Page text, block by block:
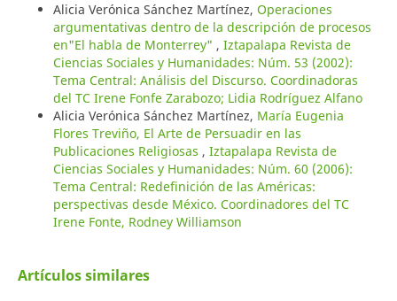
Alicia Verónica Sánchez Martínez, Operaciones
argumentativas dentro de la descripción de procesos
en"El habla de Monterrey" , Iztapalapa Revista de
Ciencias Sociales y Humanidades: Núm. 53 (2002):
Tema Central: Análisis del Discurso. Coordinadoras
del TC Irene Fonfe Zarabozo; Lidia Rodríguez Alfano
Alicia Verónica Sánchez Martínez, María Eugenia
Flores Treviño, El Arte de Persuadir en las
Publicaciones Religiosas , Iztapalapa Revista de
Ciencias Sociales y Humanidades: Núm. 60 (2006):
Tema Central: Redefinición de las Américas:
perspectivas desde México. Coordinadores del TC
Irene Fonte, Rodney Williamson
Artículos similares